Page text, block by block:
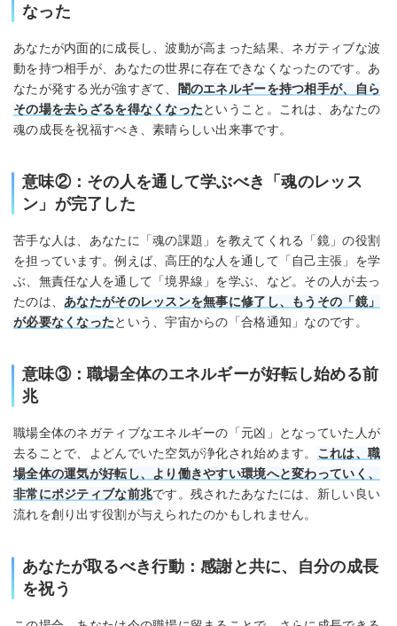
なった
あなたが内面的に成長し、波動が高まった結果、ネガティブな波
動を持つ相手が、あなたの世界に存在できなくなったのです。あ
なたが発する光が強すぎて、
闇のエネルギーを持つ相手が、自ら
その場を去らざるを得なくなったということ。これは、あなたの
魂の成長を祝福すべき、素晴らしい出来事です。
意味②：その人を通して学ぶべき「魂のレッス
ン」が完了した
苦手な人は、あなたに「魂の課題」を教えてくれる「鏡」の役割
を担っています。例えば、高圧的な人を通して「自己主張」を学
ぶ、無責任な人を通して「境界線」を学ぶ、など。その人が去っ
たのは、 あなたがそのレッスンを無事に修了し、もうその「鏡」
が必要なくなったという、宇宙からの「合格通知」なのです。
意味③：職場全体のエネルギーが好転し始める前
兆
職場全体のネガティブなエネルギーの「元凶」となっていた人が
去ることで、よどんでいた空気が浄化され始めます。 これは、職
場全体の運気が好転し、より働きやすい環境へと変わっていく、
非常にポジティブな前兆です。残されたあなたには、新しい良い
流れを創り出す役割が与えられたのかもしれません。
あなたが取るべき行動：感謝と共に、自分の成長
を祝う